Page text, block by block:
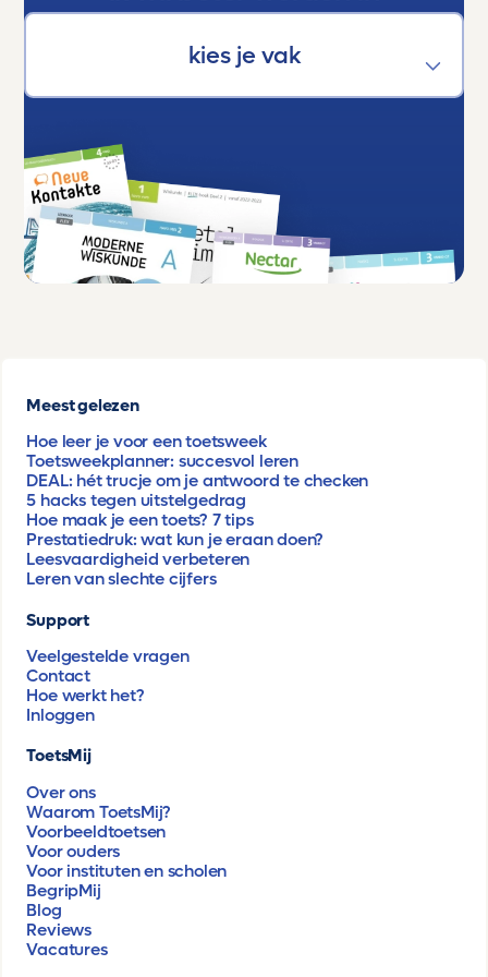
Meest gelezen
Hoe leer je voor een toetsweek
Toetsweekplanner: succesvol leren
DEAL: hét trucje om je antwoord te checken
5 hacks tegen uitstelgedrag
Hoe maak je een toets? 7 tips
Prestatiedruk: wat kun je eraan doen?
Leesvaardigheid verbeteren
Leren van slechte cijfers
Support
Veelgestelde vragen
Contact
Hoe werkt het?
Inloggen
ToetsMij
Over ons
Waarom ToetsMij?
Voorbeeldtoetsen
Voor ouders
Voor instituten en scholen
BegripMij
Blog
Reviews
Vacatures